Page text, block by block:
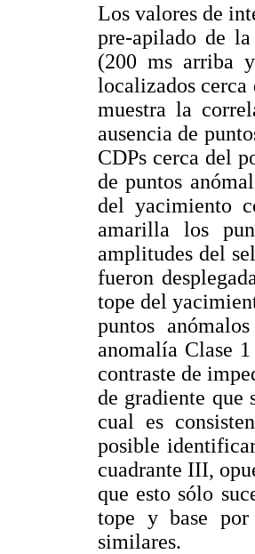
Los valores de
pre-apilado de
(200 ms arriba
localizados
muestra la
ausencia de
CDPs cerca del
de puntos
del yacimiento
amarilla los
amplitudes del
fueron
tope del
puntos
anomalía Clase
contraste de
de gradiente que
cual es
posible
cuadrante III,
que esto sólo
tope y base por
similares.